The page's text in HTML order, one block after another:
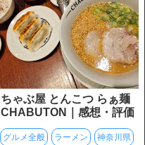
ちゃぶ屋 とんこつ らぁ麺
CHABUTON｜感想・評価
グルメ全般 ラーメン
神奈川県